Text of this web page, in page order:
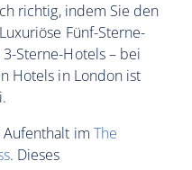
richtig, indem Sie den
Fünf-Sterne-
Sterne-Hotels – bei
Hotels in London ist
im The
. Dieses